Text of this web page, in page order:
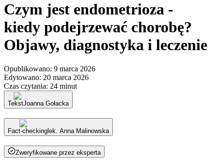
Czym jest endometrioza -
kiedy podejrzewać chorobę?
Objawy, diagnostyka i leczenie
Opublikowano: 9 marca 2026
Edytowano: 20 marca 2026
Czas czytania: 24 minut
TekstJoanna Gołacka
Fact-checking lek. Anna Malinowska
Zweryfikowane przez eksperta